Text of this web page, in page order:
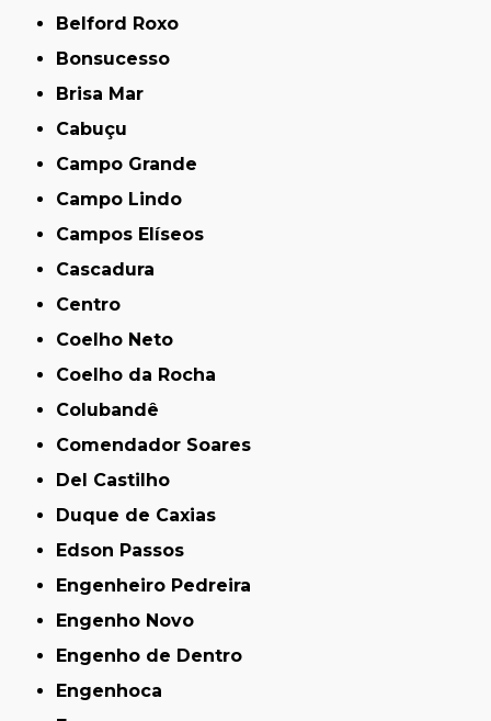
Belford Roxo
Bonsucesso
Brisa Mar
Cabuçu
Campo Grande
Campo Lindo
Campos Elíseos
Cascadura
Centro
Coelho Neto
Coelho da Rocha
Colubandê
Comendador Soares
Del Castilho
Duque de Caxias
Edson Passos
Engenheiro Pedreira
Engenho Novo
Engenho de Dentro
Engenhoca